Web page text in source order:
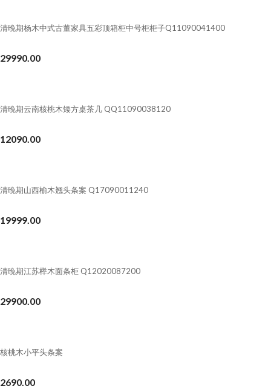
清晚期杨木中式古董家具五彩顶箱柜中号柜柜子Q11090041400
29990.00
清晚期云南核桃木矮方桌茶几 QQ11090038120
12090.00
清晚期山西榆木翘头条案 Q17090011240
19999.00
清晚期江苏榉木面条柜 Q12020087200
29900.00
核桃木小平头条案
2690.00